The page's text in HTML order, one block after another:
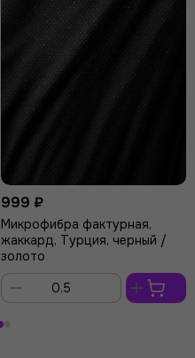
999 ₽
Микрофибра фактурная,
жаккард, Турция, черный /
золото